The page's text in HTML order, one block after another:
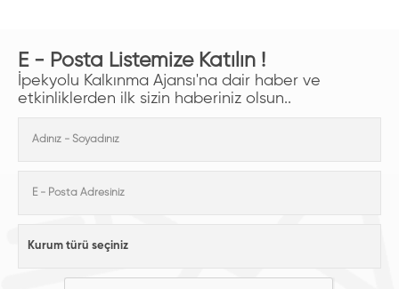
E - Posta Listemize Katılın !
İpekyolu Kalkınma Ajansı'na dair haber ve
etkinliklerden ilk sizin haberiniz olsun..